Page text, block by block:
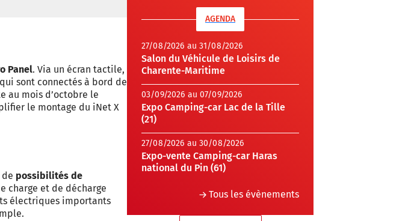
Panel. Via un écran tactile,
qui sont connectés à bord de
au mois d’octobre le
le montage du iNet X
possibilités de
charge et de décharge
électriques importants
AGENDA
27/08/2026 au 31/08/2026
Salon du Véhicule de Loisirs de
Charente-Maritime
03/09/2026 au 07/09/2026
Expo Camping-car Lac de la Tille
(21)
27/08/2026 au 30/08/2026
Expo-vente Camping-car Haras
national du Pin (61)
Tous les évènements